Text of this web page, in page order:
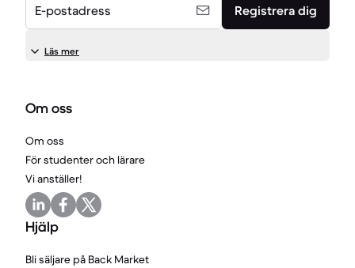
E-postadress Registrera dig
Läs mer
Om oss
Om oss
För studenter och lärare
Vi anställer!
Hjälp
Bli säljare på Back Market